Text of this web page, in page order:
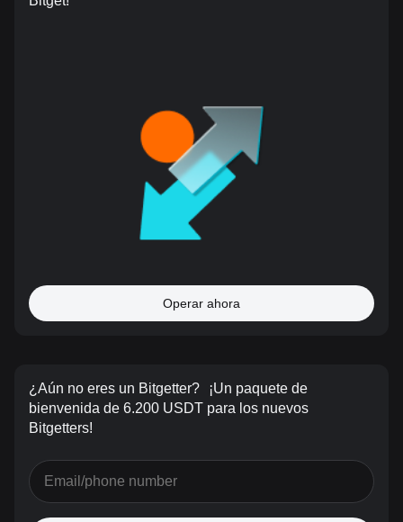
Operar ahora
¿Aún no eres un Bitgetter?
¡Un paquete de
bienvenida de 6.200 USDT para los nuevos
Bitgetters!